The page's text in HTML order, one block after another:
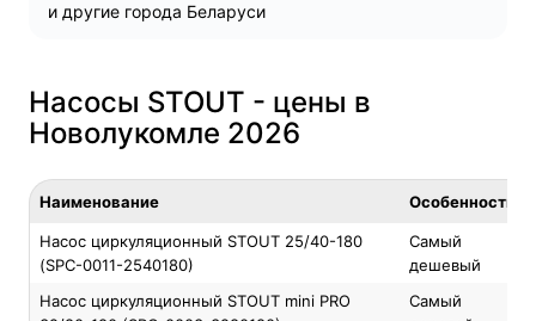
и другие города Беларуси
Насосы STOUT - цены в
Новолукомле 2026
Наименование Особенность
Насос циркуляционный STOUT 25/40-180
(SPC-0011-2540180)
Самый
дешевый
Насос циркуляционный STOUT mini PRO
Самый